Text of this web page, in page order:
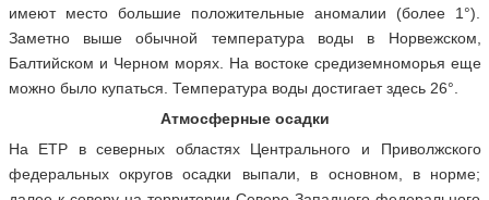
имеют место большие положительные аномалии (более 1°).
Заметно выше обычной температура воды в Норвежском,
Балтийском и Черном морях. На востоке средиземноморья еще
можно было купаться. Температура воды достигает здесь 26°.
Атмосферные осадки
На ЕТР в северных областях Центрального и Приволжского
федеральных округов осадки выпали, в основном, в норме;